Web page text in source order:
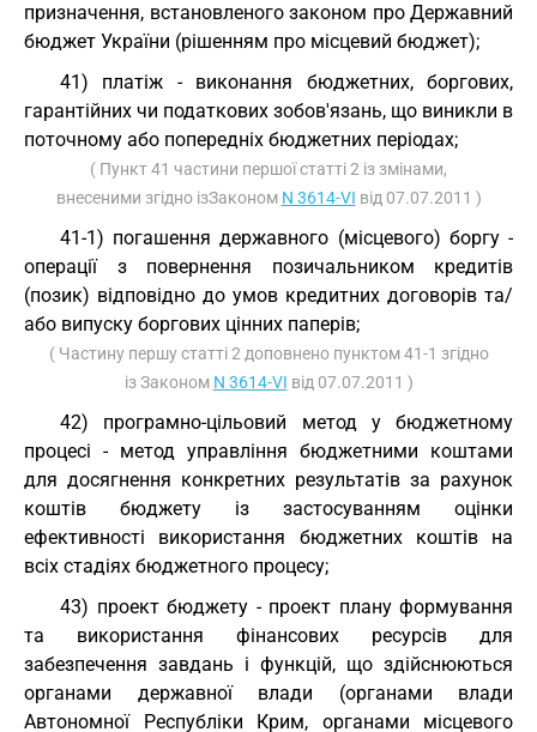
призначення, встановленого законом про Державний
бюджет України (рішенням про місцевий бюджет);
41) платіж - виконання бюджетних, боргових,
гарантійних чи податкових зобов'язань, що виникли в
поточному або попередніх бюджетних періодах;
( Пункт 41 частини першої статті 2 із змінами,
внесеними згідно ізЗаконом N 3614-VI від 07.07.2011 )
41-1) погашення державного (місцевого) боргу -
операції з повернення позичальником кредитів
(позик) відповідно до умов кредитних договорів та/
або випуску боргових цінних паперів;
( Частину першу статті 2 доповнено пунктом 41-1 згідно
із Законом N 3614-VI від 07.07.2011 )
42) програмно-цільовий метод у бюджетному
процесі - метод управління бюджетними коштами
для досягнення конкретних результатів за рахунок
коштів бюджету із застосуванням оцінки
ефективності використання бюджетних коштів на
всіх стадіях бюджетного процесу;
43) проект бюджету - проект плану формування
та використання фінансових ресурсів для
забезпечення завдань і функцій, що здійснюються
органами державної влади (органами влади
Автономної Республіки Крим, органами місцевого